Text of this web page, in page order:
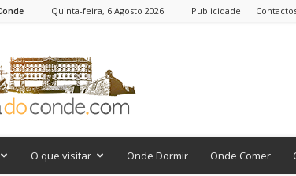
Quinta-feira, 6 Agosto 2026 Publicidade
O que visitar Onde Dormir Onde Comer